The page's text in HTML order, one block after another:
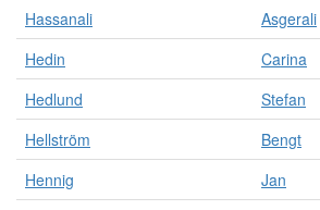
Hassanali
Asgerali
Hedin
Carina
Hedlund
Stefan
Hellström
Bengt
Hennig
Jan